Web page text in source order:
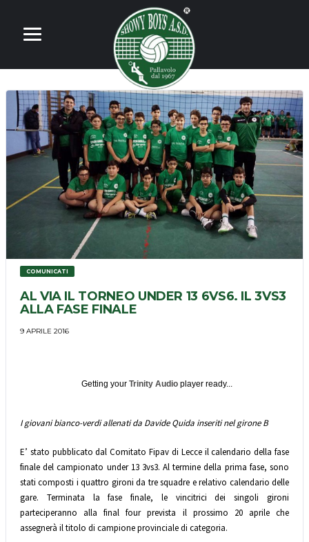
COMUNICATI
AL VIA IL TORNEO UNDER 13 6VS6. IL 3VS3
ALLA FASE FINALE
9 APRILE 2016
Getting your Trinity Audioplayer ready...
I giovani bianco-verdi allenati da Davide Quida inseriti nel girone B
E’ stato pubblicato dal Comitato Fipav di Lecce il calendario della fase
finale del campionato under 13 3vs3. Al termine della prima fase, sono
stati composti i quattro gironi da tre squadre e relativo calendario delle
gare. Terminata la fase finale, le vincitrici dei singoli gironi
parteciperanno alla final four prevista il prossimo 20 aprile che
assegnerà il titolo di campione provinciale di categoria.